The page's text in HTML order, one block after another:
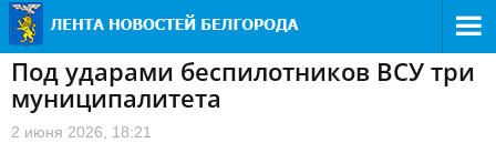
Под ударами беспилотников ВСУ три
муниципалитета
2 июня 2026, 18:21